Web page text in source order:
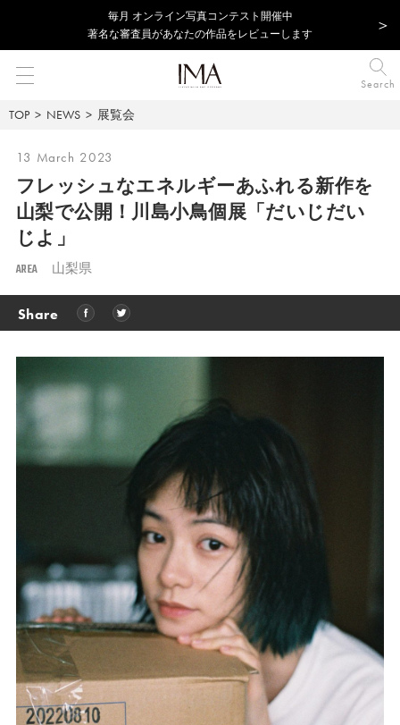
毎⽉ オンライン写真コンテスト開催中
著名な審査員があなたの作品をレビューします
Search
TOP NEWS 展覧会
13 March 2023
フレッシュなエネルギーあふれる新作を
山梨で公開！ 川島小鳥個展「だいじだい
じよ」
AREA 山梨県
Share